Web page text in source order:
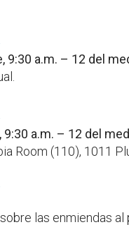
9:30 a.m. – 12 del
a.m. – 12 del
Room (110), 1011
las enmiendas